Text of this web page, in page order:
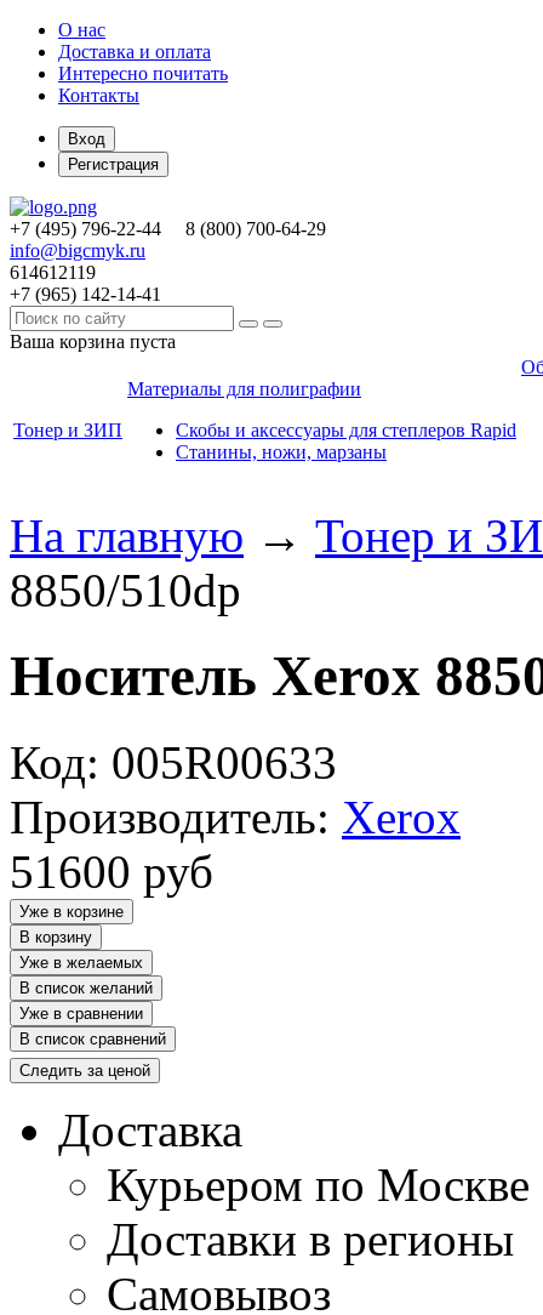
О нас
Доставка и оплата
Интересно почитать
Контакты
Вход
Регистрация
+7 (495) 796-22-44 8 (800) 700-64-29
info@bigcmyk.ru
614612119
+7 (965) 142-14-41
Ваша корзина пуста
Тонер и ЗИП
Материалы для полиграфии
Скобы и аксессуары для степлеров Rapid
Станины, ножи, марзаны
На главную → Тонер и
8850/510dp
Носитель Xerox
Код: 005R00633
Производитель: Xerox
51600 руб
Уже в корзине
В корзину
Уже в желаемых
В список желаний
Уже в сравнении
В список сравнений
Следить за ценой
Доставка
Курьером по Москве
Доставки в регионы
Самовывоз